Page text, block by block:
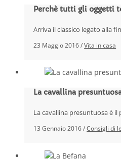
Perchè tutti gli oggetti
Arriva il classico legato alla
23 Maggio 2016 /Vita in casa
La cavallina
La cavallina presuntuosa è
13 Gennaio 2016 /Consigli di